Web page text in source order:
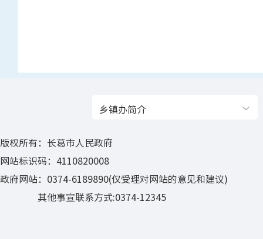
乡镇办简介
版权所有：长葛市人民政府
网站标识码：4110820008
政府网站：0374-6189890(仅受理对网站的意见和建议)
其他事宣联系方式:0374-12345